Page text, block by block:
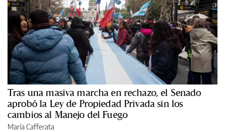
Tras una masiva marcha en rechazo, el Senado
aprobó la Ley de Propiedad Privada sin los
cambios al Manejo del Fuego
María Cafferata